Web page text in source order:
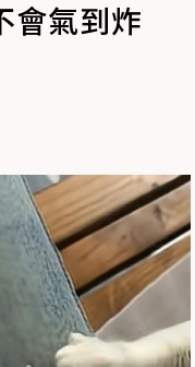
會氣到炸